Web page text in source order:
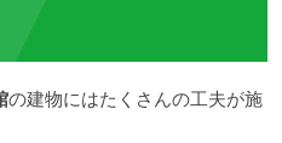
の建物にはたくさんの工夫が施